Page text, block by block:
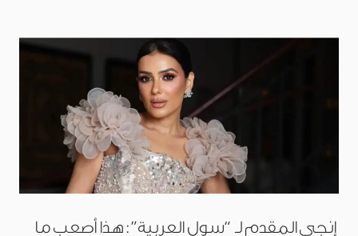
إنجي المقدم لـ “سول العربية”: هذا أصعب ما